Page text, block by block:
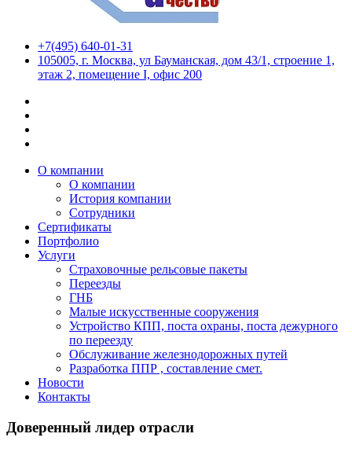
+7(495) 640-01-31
105005, г. Москва, ул Бауманская, дом 43/1, строение 1,
этаж 2, помещение I, офис 200
О компании
О компании
История компании
Сотрудники
Сертификаты
Портфолио
Услуги
Страховочные рельсовые пакеты
Переезды
ГНБ
Малые искусственные сооружения
Устройство КПП, поста охраны, поста дежурного
по переезду
Обслуживание железнодорожных путей
Разработка ППР , составление смет.
Новости
Контакты
Доверенный лидер отрасли